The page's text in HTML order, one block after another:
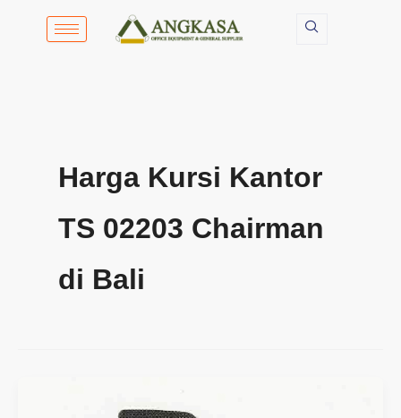
Harga Kursi Kantor
TS 02203 Chairman
di Bali